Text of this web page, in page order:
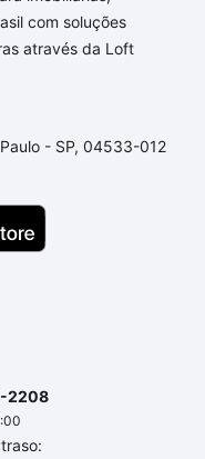
com soluções
através da Loft
- SP, 04533-012
2208